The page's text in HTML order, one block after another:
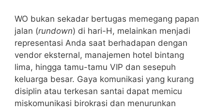
WO bukan sekadar bertugas memegang papan
jalan (rundown) di hari-H, melainkan menjadi
representasi Anda saat berhadapan dengan
vendor eksternal, manajemen hotel bintang
lima, hingga tamu-tamu VIP dan sesepuh
keluarga besar. Gaya komunikasi yang kurang
disiplin atau terkesan santai dapat memicu
miskomunikasi birokrasi dan menurunkan